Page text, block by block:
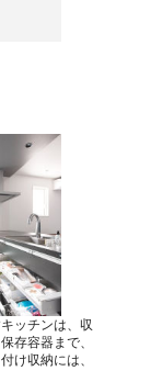
ッチンは、収
存容器まで、
け収納には、